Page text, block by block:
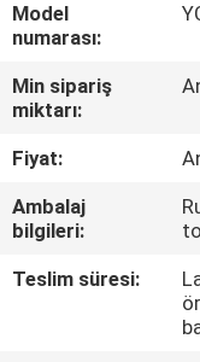
FABRIKA
TURU
KALITE
BIZIMLE
Model
numarası:
Min sipariş
miktarı:
Fiyat:
Ambalaj
bilgileri:
Teslim süresi: